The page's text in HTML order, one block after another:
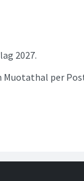
2027.
per